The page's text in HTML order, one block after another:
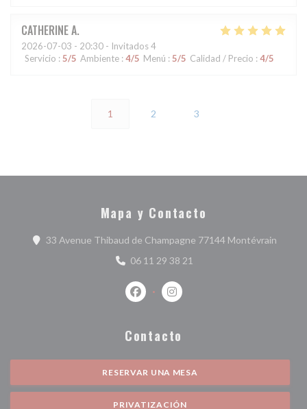
CATHERINEA
2026-07-03 - 20:30 - Invitados 4
Servicio : 5/5 Ambiente : 4/5 Menú : 5/5 Calidad / Precio : 4/5
1 2 3
Mapa y Contacto
33 Avenue Thibaud de Champagne 77144 Montévrain
06 11 29 38 21
Facebook ((abre en una nueva
Instagram ((abre en una
Contacto
RESERVAR UNA MESA
PRIVATIZACIÓN